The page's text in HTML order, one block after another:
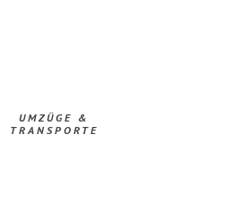
UMZÜGE &
TRANSPORTE